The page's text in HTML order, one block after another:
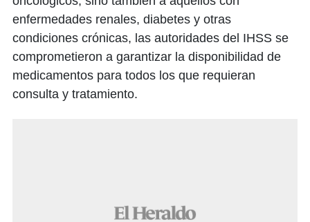
enfermedades renales, diabetes y otras
condiciones crónicas, las autoridades del IHSS se
comprometieron a garantizar la disponibilidad de
medicamentos para todos los que requieran
consulta y tratamiento.